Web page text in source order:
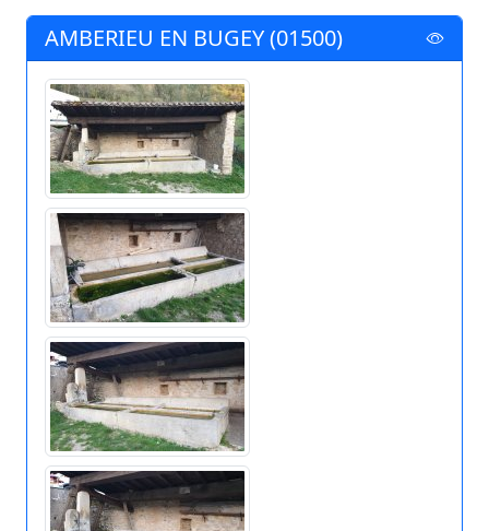
AMBERIEU EN BUGEY (01500)